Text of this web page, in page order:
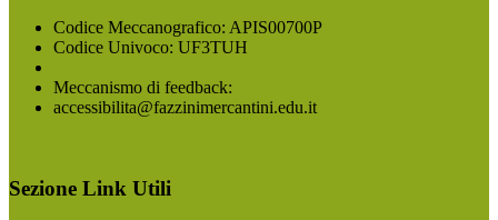
Codice Meccanografico: APIS00700P
Codice Univoco: UF3TUH
Meccanismo di feedback:
accessibilita@fazzinimercantini.edu.it
Sezione Link Utili